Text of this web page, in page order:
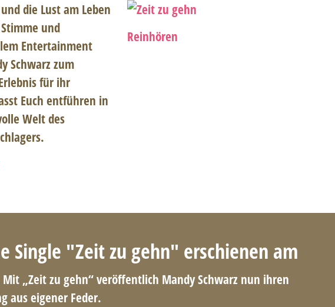
die Lust am Leben
und
Entertainment
Schwarz zum
für ihr
Euch entführen in
Welt des
Reinhören
Single "Zeit zu gehn" erschienen am
„Zeit zu gehn“ veröffentlich Mandy Schwarz nun ihren
aus eigener Feder.